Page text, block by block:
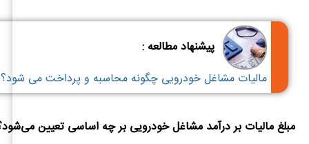
پیشنهاد مطالعه :
مالیات مشاغل خودرویی چگونه محاسبه و پرداخت می شود؟
مبلغ مالیات بر درآمد مشاغل خودرویی بر چه اساسی تعیین